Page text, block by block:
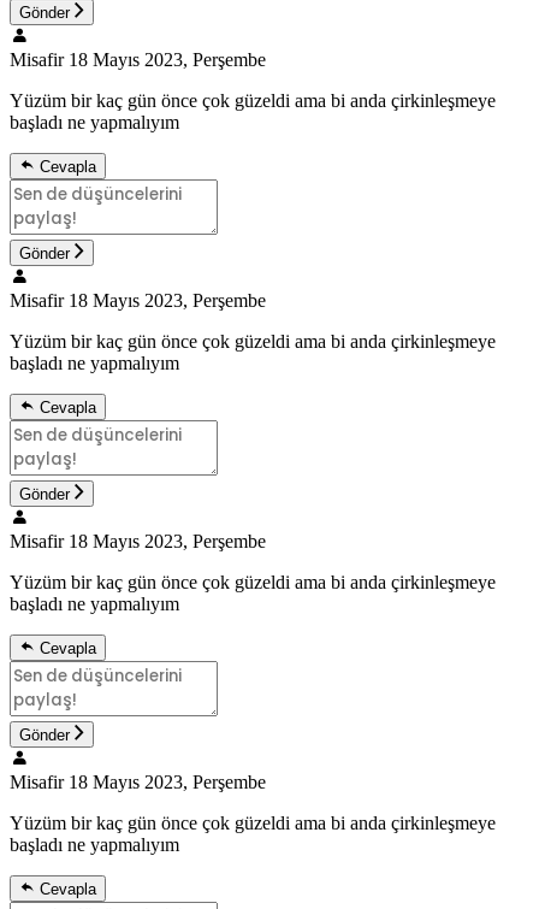
Gönder
Misafir 18 Mayıs 2023, Perşembe
Yüzüm bir kaç gün önce çok güzeldi ama bi anda çirkinleşmeye
başladı ne yapmalıyım
Cevapla
Gönder
Misafir 18 Mayıs 2023, Perşembe
Yüzüm bir kaç gün önce çok güzeldi ama bi anda çirkinleşmeye
başladı ne yapmalıyım
Cevapla
Gönder
Misafir 18 Mayıs 2023, Perşembe
Yüzüm bir kaç gün önce çok güzeldi ama bi anda çirkinleşmeye
başladı ne yapmalıyım
Cevapla
Gönder
Misafir 18 Mayıs 2023, Perşembe
Yüzüm bir kaç gün önce çok güzeldi ama bi anda çirkinleşmeye
başladı ne yapmalıyım
Cevapla